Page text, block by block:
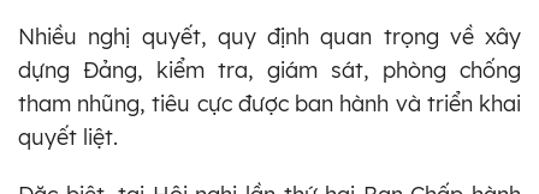
Nhiều nghị quyết, quy định quan trọng về xây
dựng Đảng, kiểm tra, giám sát, phòng chống
tham nhũng, tiêu cực được ban hành và triển khai
quyết liệt.